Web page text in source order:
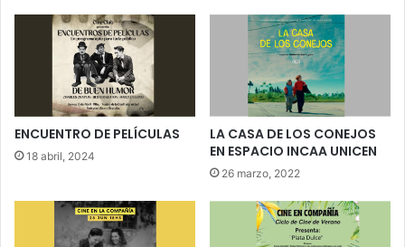
ENCUENTRO DE PELÍCULAS
18 abril, 2024
LA CASA DE LOS CONEJOS
EN ESPACIO INCAA UNICEN
26 marzo, 2022